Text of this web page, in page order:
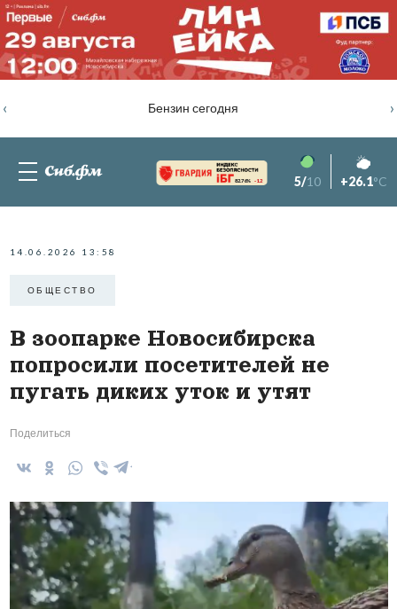
Бензин сегодня
‹ ›
82.76% -1.2 5/10 +26.1°C
14.06.2026 13:58
ОБЩЕСТВО
В зоопарке Новосибирска
попросили посетителей не
пугать диких уток и утят
Поделиться